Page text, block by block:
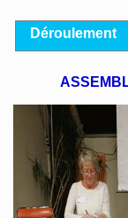
Déroulement